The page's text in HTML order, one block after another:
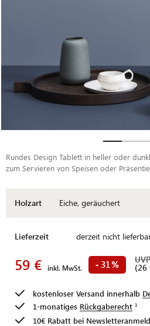
Rundes Design Tablett in heller oder
zum Servieren von Speisen oder
Holzart Eiche, geräuchert
Lieferzeit derzeit nicht
59 € inkl. MwSt. - 31 %
UVP
(26
kostenloser Versand innerhalb
1-monatiges Rückgaberecht
10€ Rabatt bei